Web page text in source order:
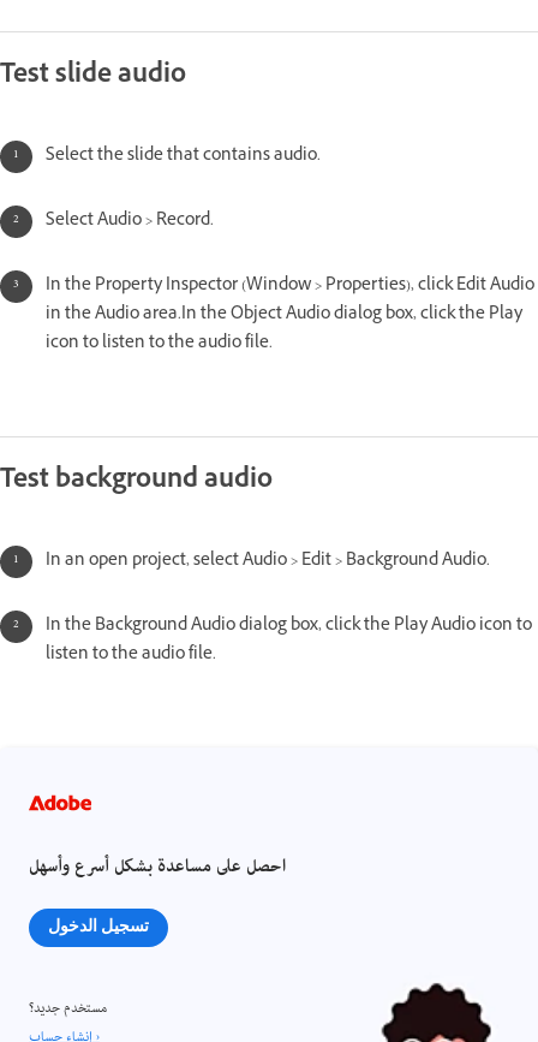
Test slide audio
Select the slide that contains audio.
Select Audio > Record.
In the Property Inspector (Window > Properties), click Edit Audio
in the Audio area.In the Object Audio dialog box, click the Play
icon to listen to the audio file.
Test background audio
In an open project, select Audio > Edit > Background Audio.
In the Background Audio dialog box, click the Play Audio icon to
listen to the audio file.
احصل على مساعدة بشكل أسرع وأسهل
تسجيل الدخول
مستخدم جديد؟